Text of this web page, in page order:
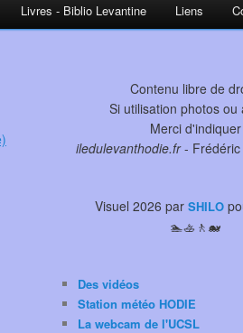
Livres - Biblio Levantine Liens
Contenu libre de
Si utilisation photos ou
Merci d'indiquer
iledulevanthodie.fr-
Visuel 2026 par SHILO
🏊🚣🚶🐋
Des vidéos
Station météo HODIE
La webcam de l'UCSL